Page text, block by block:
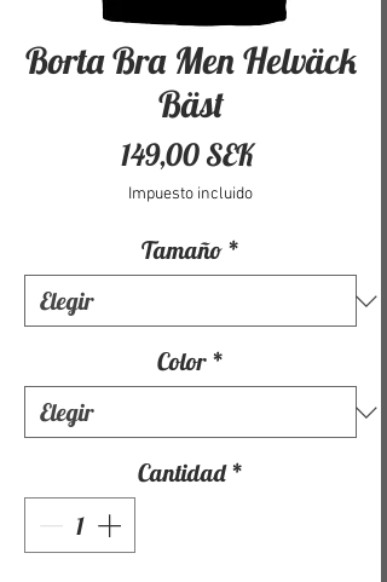
Borta Bra Men Helväck
Bäst
149,00 SEKPrecio
Impuesto incluido
Tamaño *
Color *
Cantidad *